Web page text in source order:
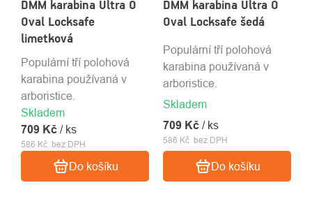
DMM karabina Ultra O
Oval Locksafe
limetková
Skladem
586 Kč bez DPH
709 Kč / ks
Do košíku
Populární tří polohová
karabina používaná v
arboristice.
DMM karabina Ultra O
Oval Locksafe šedá
Skladem
586 Kč bez DPH
709 Kč / ks
Do košíku
Populární tří polohová
karabina používaná v
arboristice.